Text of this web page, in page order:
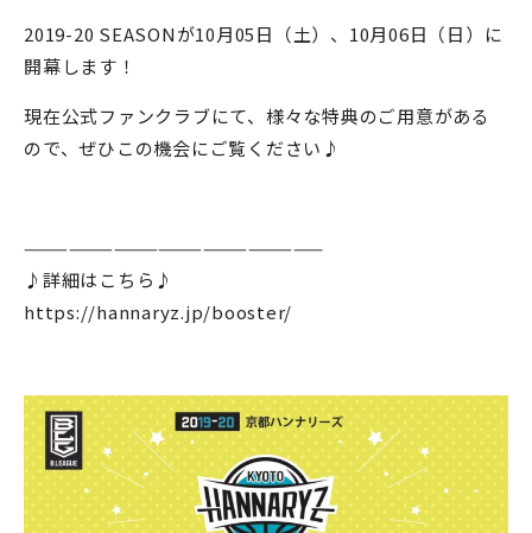
2019-20 SEASONが10月05日（土）、10月06日（日）に
開幕します！
現在公式ファンクラブにて、様々な特典のご用意がある
ので、ぜひこの機会にご覧ください♪
————————————————————
♪詳細はこちら♪
https://hannaryz.jp/booster/